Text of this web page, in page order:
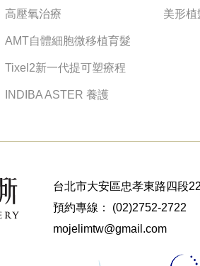
高壓氧治療
AMT自體細胞微移植育髮
Tixel2新一代提可塑療程
INDIBA ASTER 養護
美形植
台北市大安區忠孝東路四段
預約專線：
(02)2752-2722
mojelimtw@gmail.com